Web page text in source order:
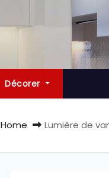
Décorer
Home Lumière de